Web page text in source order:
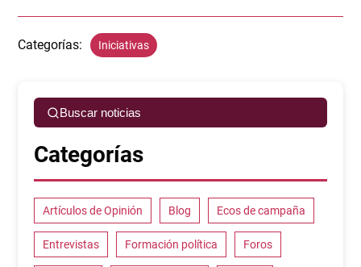
Categorías: Iniciativas
Buscar noticias
Categorías
Artículos de Opinión Blog Ecos de campaña
Entrevistas Formación política Foros